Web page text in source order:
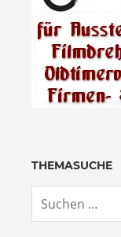
THEMASUCHE